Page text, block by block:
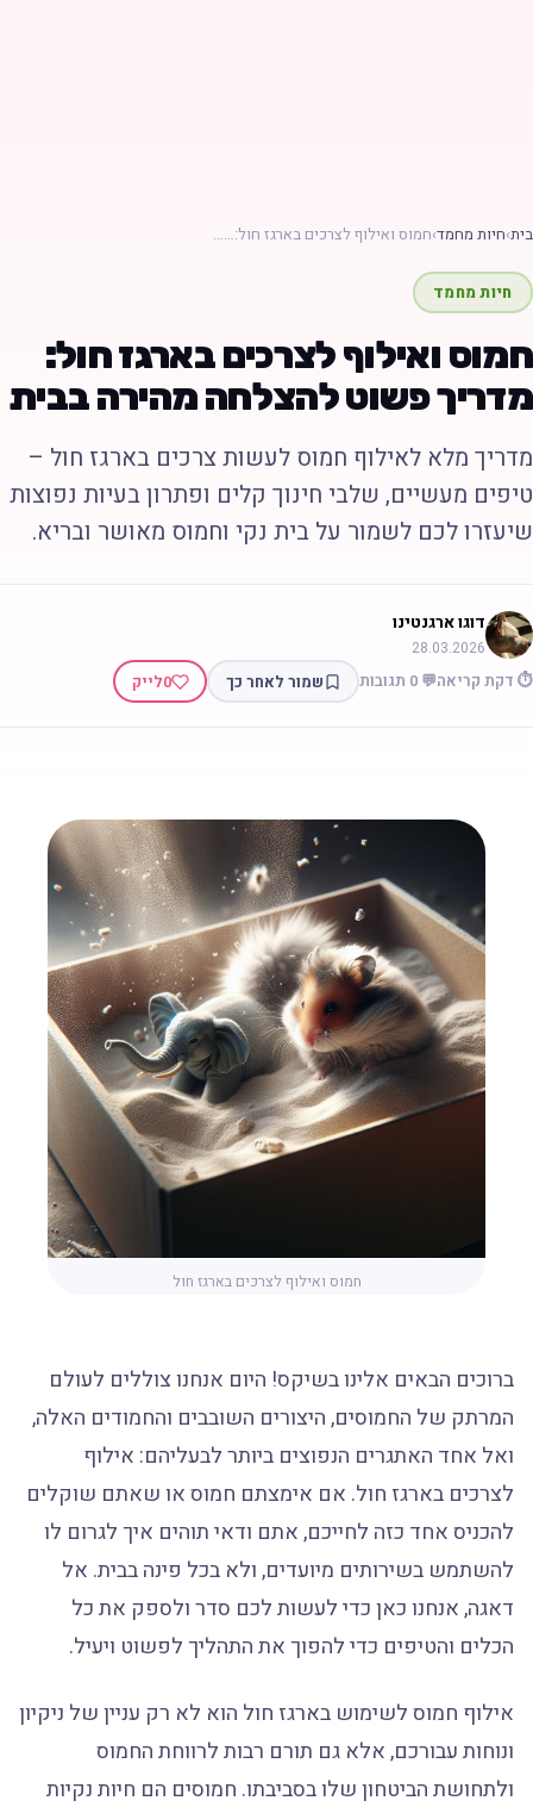
›חיות מחמד›חמוס ואילוף לצרכים בארגז חול:……
חיות מחמד
ואילוף לצרכים בארגז חול:
פשוט להצלחה מהירה בבית
מלא לאילוף חמוס לעשות צרכים בארגז חול –
מעשיים, שלבי חינוך קלים ופתרון בעיות נפוצות
לכם לשמור על בית נקי וחמוס מאושר ובריא.
דוגו ארגנטינו
28.03.2026
דקת קריאה💬 0 תגובות שמור לאחר כך 0לייק
חמוס ואילוף לצרכים בארגז חול
ברוכים הבאים אלינו בשיקס! היום אנחנו צוללים לעולם
המרתק של החמוסים, היצורים השובבים והחמודים האלה,
ואל אחד האתגרים הנפוצים ביותר לבעליהם: אילוף
לצרכים בארגז חול. אם אימצתם חמוס או שאתם שוקלים
להכניס אחד כזה לחייכם, אתם ודאי תוהים איך לגרום לו
להשתמש בשירותים מיועדים, ולא בכל פינה בבית. אל
דאגה, אנחנו כאן כדי לעשות לכם סדר ולספק את כל
הכלים והטיפים כדי להפוך את התהליך לפשוט ויעיל.
אילוף חמוס לשימוש בארגז חול הוא לא רק עניין של ניקיון
ונוחות עבורכם, אלא גם תורם רבות לרווחת החמוס
ולתחושת הביטחון שלו בסביבתו. חמוסים הם חיות נקיות